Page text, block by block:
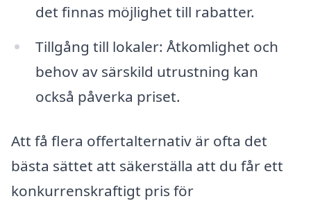
det finnas möjlighet till rabatter.
Tillgång till lokaler: Åtkomlighet och
behov av särskild utrustning kan
också påverka priset.
Att få flera offertalternativ är ofta det
bästa sättet att säkerställa att du får ett
konkurrenskraftigt pris för